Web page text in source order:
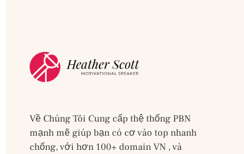
Về Chúng Tôi Cung cấp thệ thống PBN
mạnh mẽ giúp bạn có cơ vào top nhanh
chống, với hơn 100+ domain VN , và